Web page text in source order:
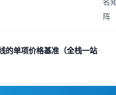
名
阵
的单项价格基准（全栈一站